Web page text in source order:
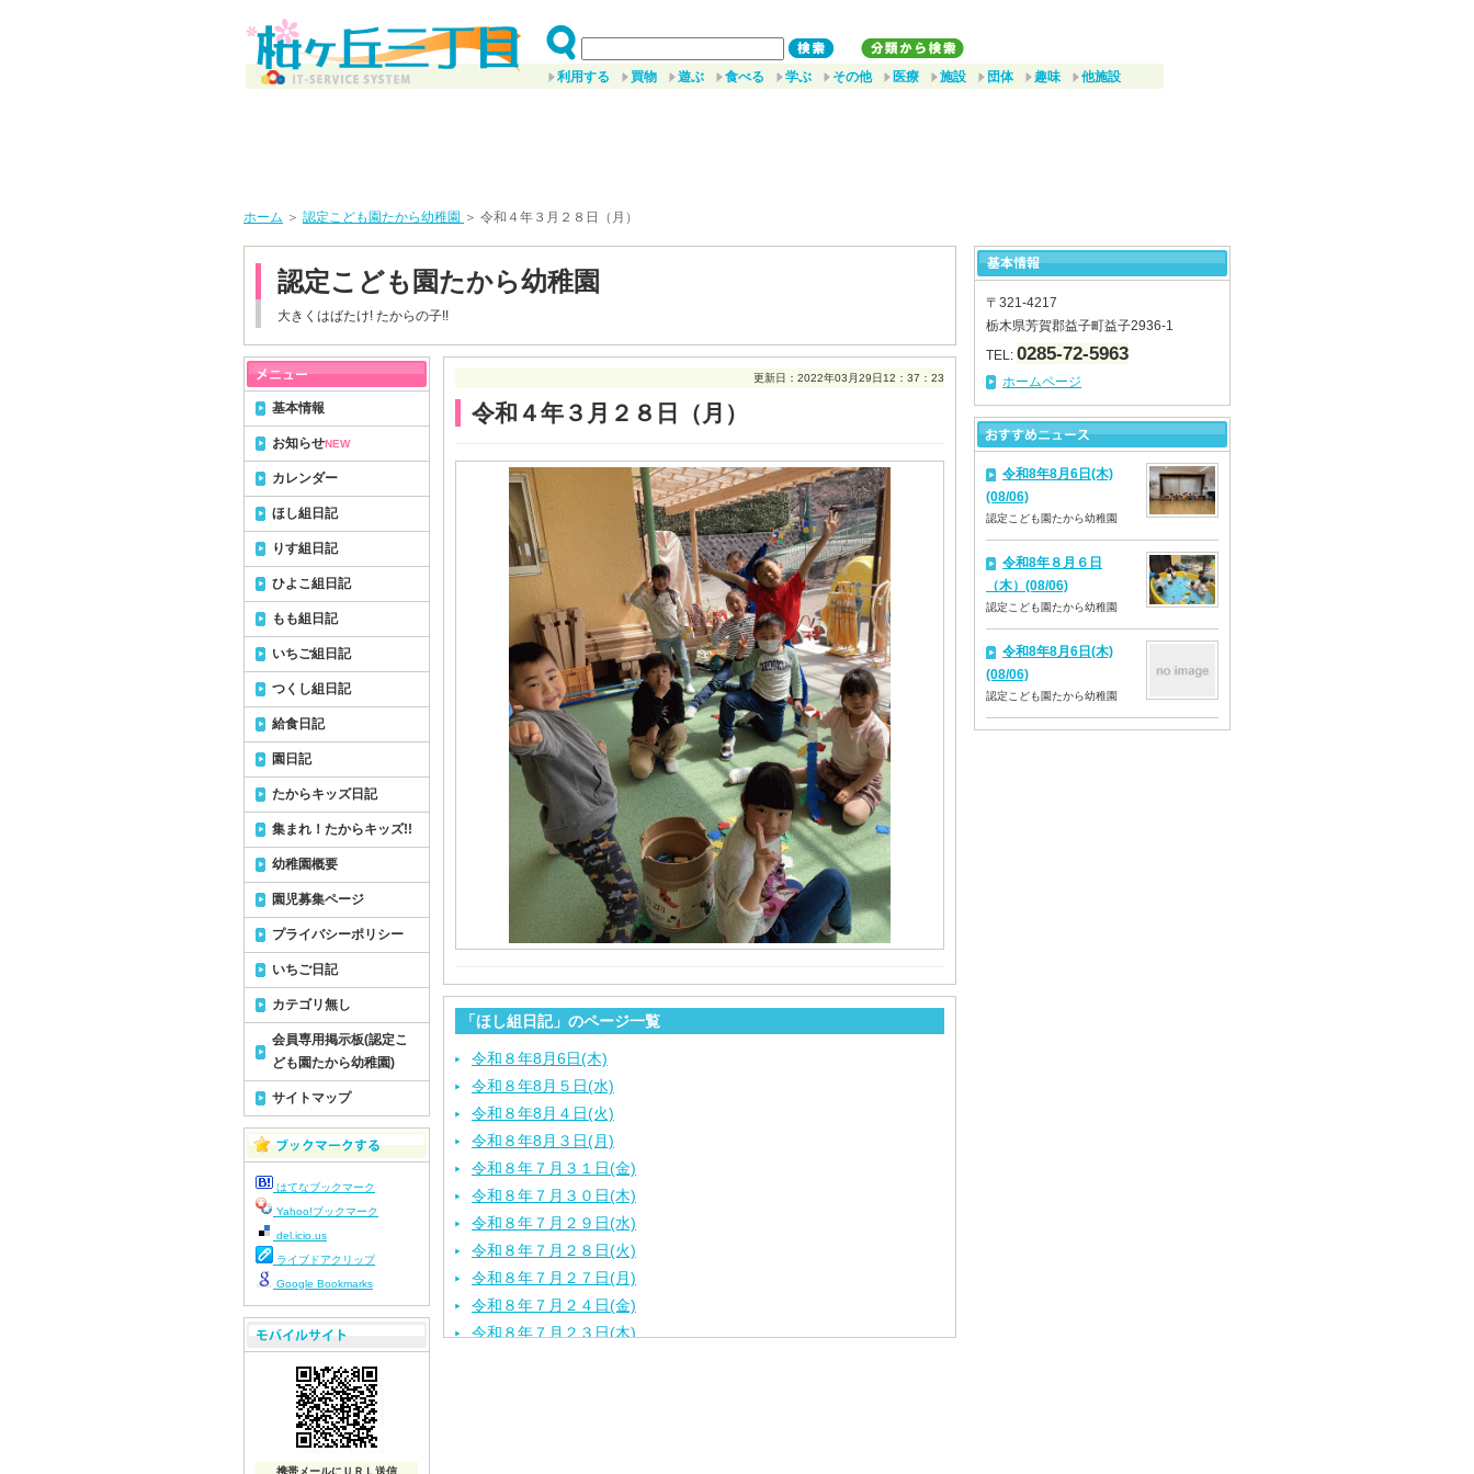
利用する 買物 遊ぶ 食べる 学ぶ その他 医療 施設 団体 趣味 他施設
ホーム ＞ 認定こども園たから幼稚園 ＞ 令和４年３月２８日（月）
認定こども園たから幼稚園
大きくはばたけ! たからの子!!
更新日：2022年03月29日12：37：23
令和４年３月２８日（月）
「ほし組日記」のページ一覧
令和８年8月6日(木)
令和８年8月５日(水)
令和８年8月４日(火)
令和８年8月３日(月)
令和８年７月３１日(金)
令和８年７月３０日(木)
令和８年７月２９日(水)
令和８年７月２８日(火)
令和８年７月２７日(月)
令和８年７月２４日(金)
令和８年７月２３日(木)
基本情報
お知らせNEW
カレンダー
ほし組日記
りす組日記
ひよこ組日記
もも組日記
いちご組日記
つくし組日記
給食日記
園日記
たからキッズ日記
集まれ！たからキッズ!!
幼稚園概要
園児募集ページ
プライバシーポリシー
いちご日記
カテゴリ無し
会員専用掲示板(認定こ
ども園たから幼稚園)
サイトマップ
はてなブックマーク
Yahoo!ブックマーク
del.icio.us
ライブドアクリップ
Google Bookmarks
携帯メールにＵＲＬ送信
〒321-4217
栃木県芳賀郡益子町益子2936-1
TEL: 0285-72-5963
ホームページ
令和8年8月6日(木)
(08/06)
認定こども園たから幼稚園
令和8年８月６日
（木）(08/06)
認定こども園たから幼稚園
令和8年8月6日(木)
(08/06)
認定こども園たから幼稚園